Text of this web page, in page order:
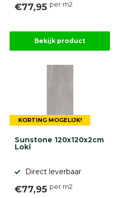
€77,95 per m2
Bekijk product
KORTING MOGELIJK!
Sunstone 120x120x2cm
Loki
Direct leverbaar
€77,95 per m2